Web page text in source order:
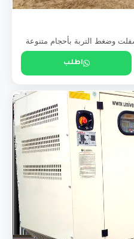
وضغط التربة بأحجام متنوعة
اطلب